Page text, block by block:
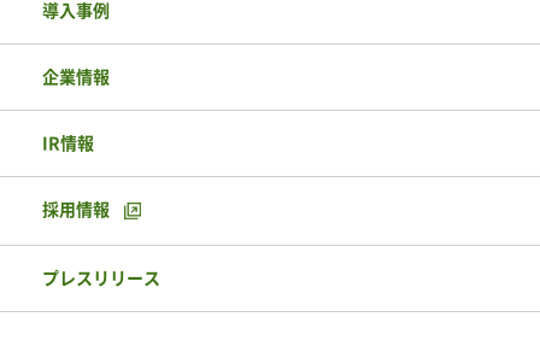
導入事例
企業情報
IR情報
採用情報
プレスリリース